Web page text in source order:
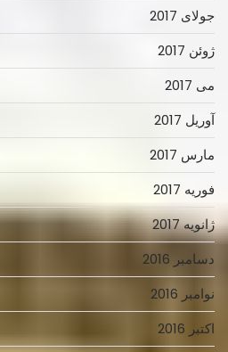
جولای 2017
ژوئن 2017
می 2017
آوریل 2017
مارس 2017
فوریه 2017
ژانویه 2017
دسامبر 2016
نوامبر 2016
اکتبر 2016